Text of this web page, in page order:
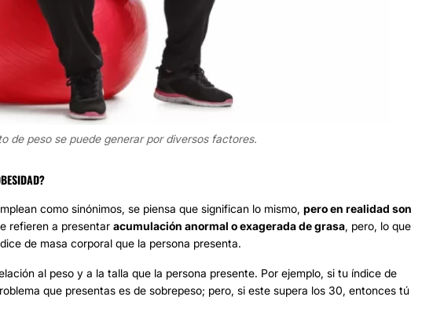
de peso se puede generar por diversos factores.
como sinónimos, se piensa que significan lo mismo, pero en realidad son
refieren a presentar acumulación anormal o exagerada de grasa, pero, lo que
de masa corporal que la persona presenta.
al peso y a la talla que la persona presente. Por ejemplo, si tu índice de
que presentas es de sobrepeso; pero, si este supera los 30, entonces tú